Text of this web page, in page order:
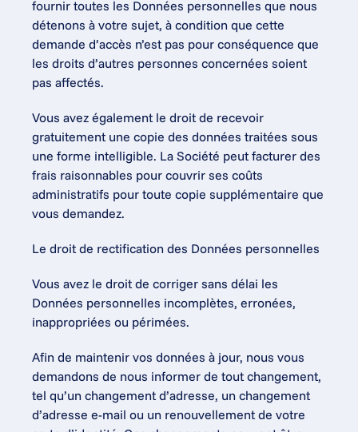
fournir toutes les Données personnelles que nous
détenons à votre sujet, à condition que cette
demande d’accès n’est pas pour conséquence que
les droits d’autres personnes concernées soient
pas affectés.
Vous avez également le droit de recevoir
gratuitement une copie des données traitées sous
une forme intelligible. La Société peut facturer des
frais raisonnables pour couvrir ses coûts
administratifs pour toute copie supplémentaire que
vous demandez.
Le droit de rectification des Données personnelles
Vous avez le droit de corriger sans délai les
Données personnelles incomplètes, erronées,
inappropriées ou périmées.
Afin de maintenir vos données à jour, nous vous
demandons de nous informer de tout changement,
tel qu’un changement d’adresse, un changement
d’adresse e-mail ou un renouvellement de votre